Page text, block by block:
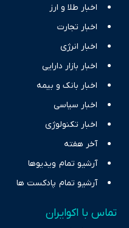
اخبار طلا و ارز
اخبار تجارت
اخبار انرژی
اخبار بازار دارایی
اخبار بانک و بیمه
اخبار سیاسی
اخبار تکنولوژی
آخر هفته
آرشیو تمام ویدیوها
آرشیو تمام پادکست ها
تماس با اکوایران